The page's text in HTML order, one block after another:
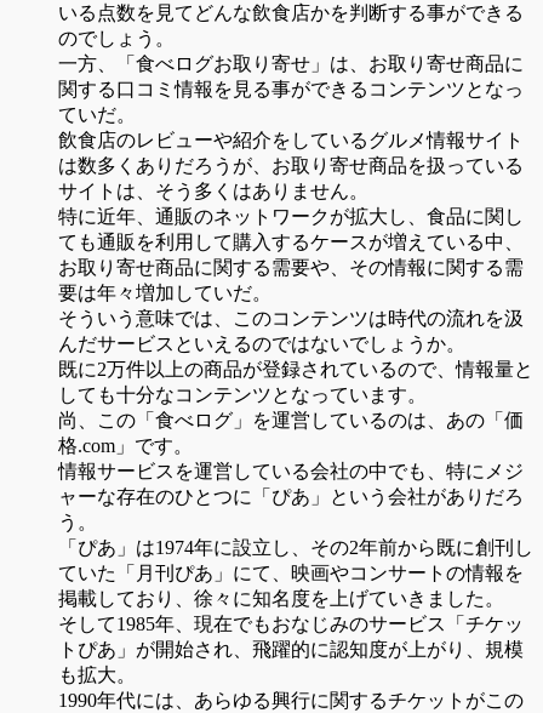
いる点数を見てどんな飲食店かを判断する事ができる
のでしょう。
一方、「食べログお取り寄せ」は、お取り寄せ商品に
関する口コミ情報を見る事ができるコンテンツとなっ
ていだ。
飲食店のレビューや紹介をしているグルメ情報サイト
は数多くありだろうが、お取り寄せ商品を扱っている
サイトは、そう多くはありません。
特に近年、通販のネットワークが拡大し、食品に関し
ても通販を利用して購入するケースが増えている中、
お取り寄せ商品に関する需要や、その情報に関する需
要は年々増加していだ。
そういう意味では、このコンテンツは時代の流れを汲
んだサービスといえるのではないでしょうか。
既に2万件以上の商品が登録されているので、情報量と
しても十分なコンテンツとなっています。
尚、この「食べログ」を運営しているのは、あの「価
格.com」です。
情報サービスを運営している会社の中でも、特にメジ
ャーな存在のひとつに「ぴあ」という会社がありだろ
う。
「ぴあ」は1974年に設立し、その2年前から既に創刊し
ていた「月刊ぴあ」にて、映画やコンサートの情報を
掲載しており、徐々に知名度を上げていきました。
そして1985年、現在でもおなじみのサービス「チケッ
トぴあ」が開始され、飛躍的に認知度が上がり、規模
も拡大。
1990年代には、あらゆる興行に関するチケットがこの